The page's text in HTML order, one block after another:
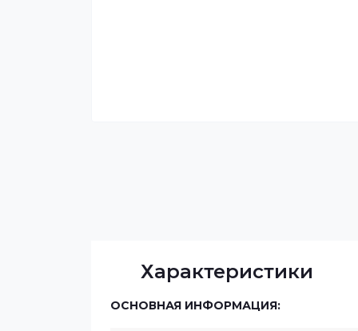
Характеристики
ОСНОВНАЯ ИНФОРМАЦИЯ: